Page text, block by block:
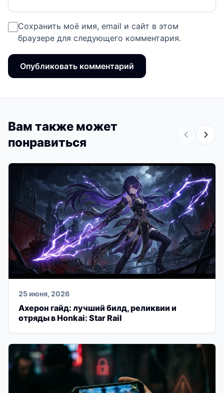
Сохранить моё имя, email и сайт в этом
браузере для следующего комментария.
Вам также может
понравиться
25 июня, 2026
Ахерон гайд: лучший билд, реликвии и
отряды в Honkai: Star Rail